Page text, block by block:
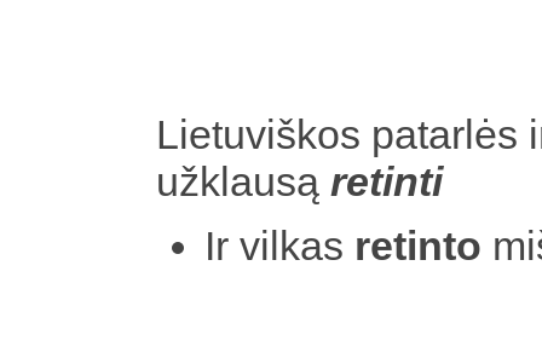
Lietuviškos patarlės
užklausą retinti
Ir vilkas retinto